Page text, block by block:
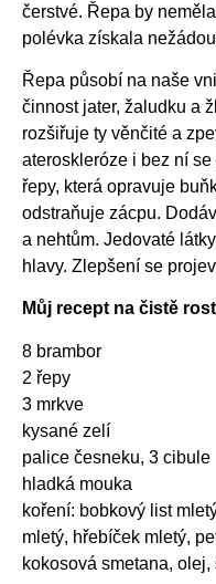
čerstvé. Řepa by
polévka získala
Řepa působí na naše
činnost jater, žaludku a
rozšiřuje ty věnčité a
ateroskleróze i bez ní
řepy, která opravuje
odstraňuje zácpu.
a nehtům. Jedovaté
hlavy. Zlepšení se
Můj recept na čistě
8 brambor
2 řepy
3 mrkve
kysané zelí
palice česneku, 3 cibule
hladká mouka
koření: bobkový list
mletý, hřebíček mletý,
kokosová smetana, olej,